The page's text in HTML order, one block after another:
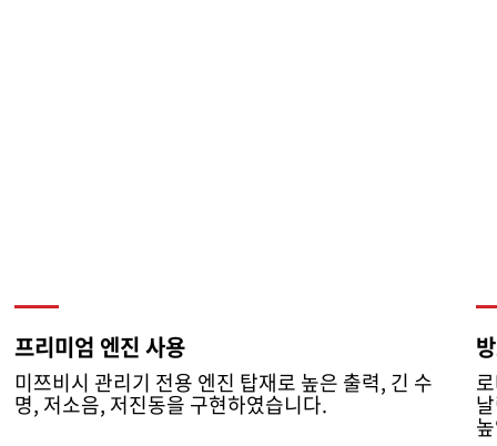
프리미엄 엔진 사용
미쯔비시 관리기 전용 엔진 탑재로 높은 출력, 긴 수
명, 저소음, 저진동을 구현하였습니다.